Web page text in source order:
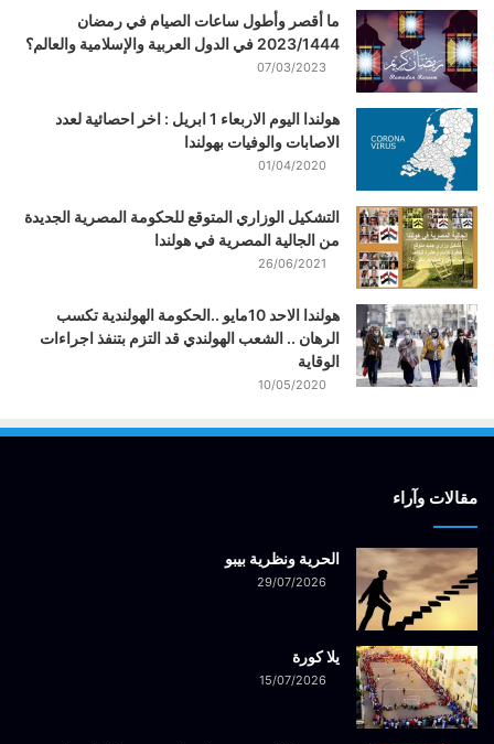
ما أقصر وأطول ساعات الصيام في رمضان
2023/1444 في الدول العربية والإسلامية والعالم؟
07/03/2023
هولندا اليوم الاربعاء 1 ابريل : اخر احصائية لعدد
الاصابات والوفيات بهولندا
01/04/2020
التشكيل الوزاري المتوقع للحكومة المصرية الجديدة
من الجالية المصرية في هولندا
26/06/2021
هولندا الاحد 10مايو ..الحكومة الهولندية تكسب
الرهان .. الشعب الهولندي قد التزم بتنفذ اجراءات
الوقاية
10/05/2020
مقالات وآراء
الحرية ونظرية بيبو
29/07/2026
يلا كورة
15/07/2026